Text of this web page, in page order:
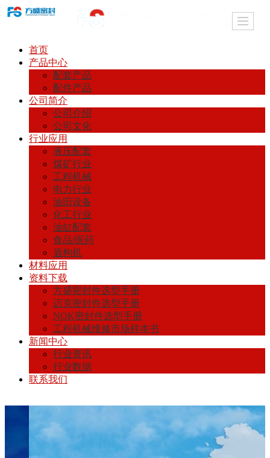
首页
产品中心
配套产品
配件产品
公司简介
公司介绍
公司文化
行业应用
液压配套
煤矿行业
工程机械
电力行业
油田设备
化工行业
油缸配套
食品/医药
盾构机
材料应用
资料下载
方盛密封件选型手册
迈克密封件选型手册
NOK密封件选型手册
工程机械维修市场样本书
新闻中心
行业资讯
行业数据
联系我们